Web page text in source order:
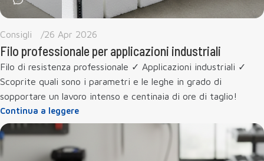
Consigli 26 Apr 2026
Filo professionale per applicazioni industriali
Filo di resistenza professionale ✓ Applicazioni industriali ✓
Scoprite quali sono i parametri e le leghe in grado di
sopportare un lavoro intenso e centinaia di ore di taglio!
Continua a leggere